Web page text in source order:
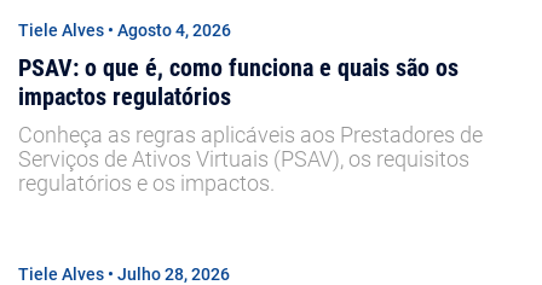
Tiele Alves • Agosto 4, 2026
PSAV: o que é, como funciona e quais são os
impactos regulatórios
Conheça as regras aplicáveis aos Prestadores de
Serviços de Ativos Virtuais (PSAV), os requisitos
regulatórios e os impactos.
Tiele Alves • Julho 28, 2026